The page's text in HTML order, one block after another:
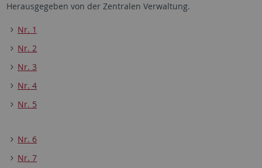
Herausgegeben von der Zentralen Verwaltung.
Nr. 1
Nr. 2
Nr. 3
Nr. 4
Nr. 5
Nr. 6
Nr. 7